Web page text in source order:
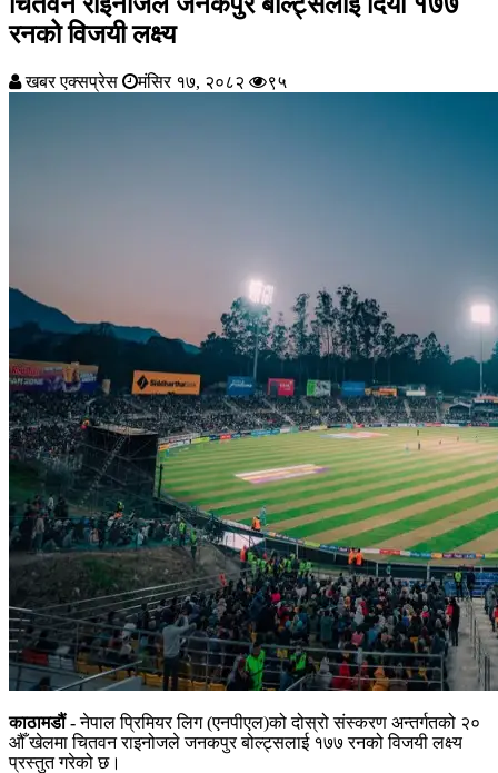
रनको विजयी लक्ष्य
खबर एक्सप्रेस मंसिर १७, २०८२ ९५
काठामडौं -नेपाल प्रिमियर लिग (एनपीएल)को दोस्रो संस्करण अन्तर्गतको २०
औँ खेलमा चितवन राइनोजले जनकपुर बोल्ट्सलाई १७७ रनको विजयी लक्ष्य
प्रस्तुत गरेको छ।